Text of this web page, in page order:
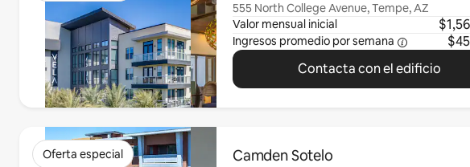
555 North College Avenue, Tempe, AZ
Valor mensual inicial
Ingresos promedio por semana
Contacta con el edificio
Oferta especial
Se muestran0 de 0 elementos
Camden Sotelo